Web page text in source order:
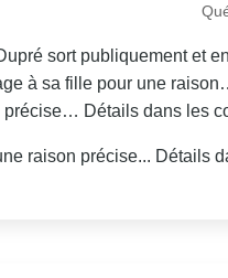
sort publiquement et
à sa fille pour une
précise… Détails dans les
raison précise... Détails